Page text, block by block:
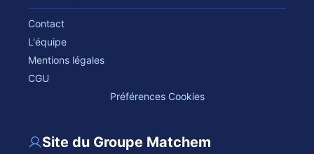
Contact
L'équipe
Mentions légales
CGU
Préférences Cookies
Site du Groupe Matchem